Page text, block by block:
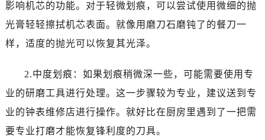
影响机芯的功能。对于轻微划痕，可以尝试使用微细的抛
光膏轻轻擦拭机芯表面。就像用磨刀石磨钝了的餐刀一
样，适度的抛光可以恢复其光泽。
2.中度划痕：如果划痕稍微深一些，可能需要使用专
业的研磨工具进行处理。这一步骤较为专业，建议送到专
业的钟表维修店进行操作。就好比在厨房里遇到了一把需
要专业打磨才能恢复锋利度的刀具。